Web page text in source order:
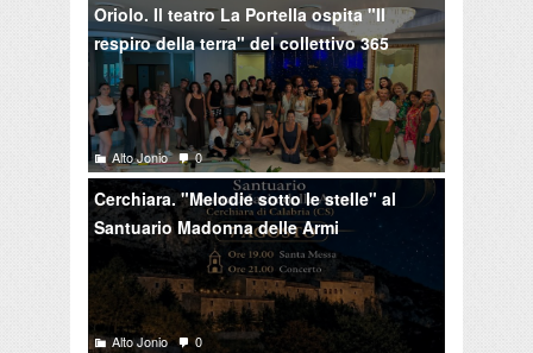
Oriolo. Il teatro La Portella ospita "Il
respiro della terra" del collettivo 365
Alto Jonio 0
Cerchiara. "Melodie sotto le stelle" al
Santuario Madonna delle Armi
Alto Jonio 0